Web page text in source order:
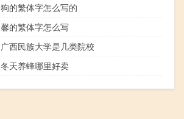
狗的繁体字怎么写的
馨的繁体字怎么写
广西民族大学是几类院校
冬天养蜂哪里好卖